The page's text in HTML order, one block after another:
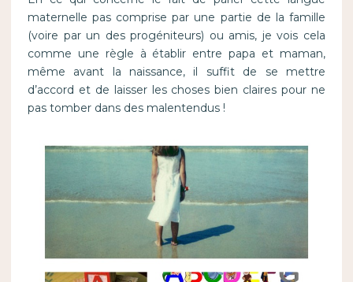
maternelle pas comprise par une partie de la famille
(voire par un des progéniteurs) ou amis, je vois cela
comme une règle à établir entre papa et maman,
même avant la naissance, il suffit de se mettre
d’accord et de laisser les choses bien claires pour ne
pas tomber dans des malentendus !